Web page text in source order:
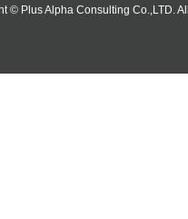
© Plus Alpha Consulting Co.,LTD.